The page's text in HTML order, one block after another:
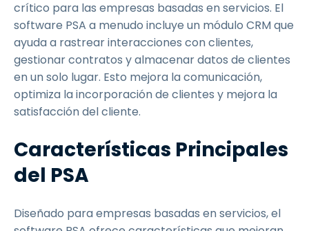
crítico para las empresas basadas en servicios. El
software PSA a menudo incluye un módulo CRM que
ayuda a rastrear interacciones con clientes,
gestionar contratos y almacenar datos de clientes
en un solo lugar. Esto mejora la comunicación,
optimiza la incorporación de clientes y mejora la
satisfacción del cliente.
Características Principales
del PSA
Diseñado para empresas basadas en servicios, el